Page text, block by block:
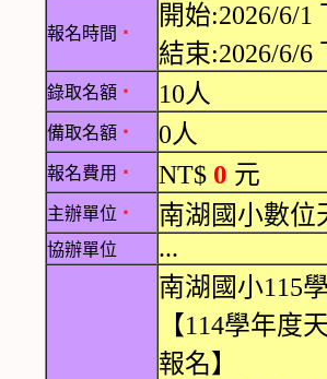
報名時間 ﹡
開始:2026/6/1
結束:2026/6/6
錄取名額 ﹡ 10人
備取名額 ﹡ 0人
報名費用 ﹡ NT$ 0 元
主辦單位 ﹡ 南湖國小數位
協辦單位 ...
南湖國小115
【114學年度
報名】